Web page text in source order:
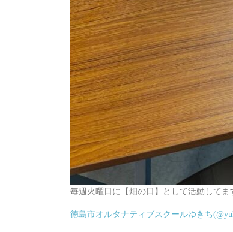
毎週火曜日に【畑の日】として活動して
徳島市オルタナティブスクールゆきち